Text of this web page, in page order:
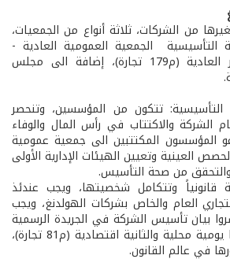
من الشركات، ثلاثة أنواع من الجمعيات،
هي: الجمعية العمومية التأسيسية ­ الجمعية العمومية العادية ­
الجمعية العمومية غير العادية (م179 تجارة)، إضافة الى مجلس
التأسيسية: تتكون من المؤسسين، وتنحصر
والاكتتاب في رأس المال والوفاء
المؤسسون المكتتبين الى جمعية عمومية
العينية وتعيين الهيئات الإدارية الأولى
من صحة التأسيس.
قانونياً وتتكامل شخصيتها، ويجب عندئذ
العام والخاص بشركات الهولدنغ، ويجب
بيان تأسيس الشركة في الجريدة الرسمية
وفي صحيفتين إحداهما يومية محلية والثانية اقتصادية (م81 تجارة)،
في عالم القانون.